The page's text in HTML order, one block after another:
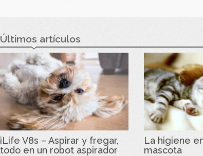
Últimos artículos
iLife V8s – Aspirar y fregar,
todo en un robot aspirador
La higiene
mascota